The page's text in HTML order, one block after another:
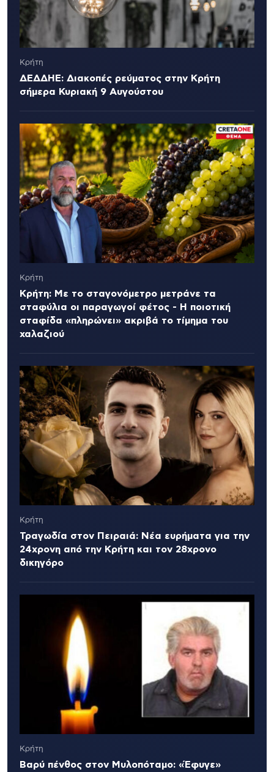
Κρήτη
ΔΕΔΔΗΕ: Διακοπές ρεύματος στην Κρήτη
σήμερα Κυριακή 9 Αυγούστου
Κρήτη
Κρήτη: Με το σταγονόμετρο μετράνε τα
σταφύλια οι παραγωγοί φέτος - Η ποιοτική
σταφίδα «πληρώνει» ακριβά το τίμημα του
χαλαζιού
Κρήτη
Τραγωδία στον Πειραιά: Νέα ευρήματα για την
24χρονη από την Κρήτη και τον 28χρονο
δικηγόρο
Κρήτη
Βαρύ πένθος στον Μυλοπόταμο: «Έφυγε»